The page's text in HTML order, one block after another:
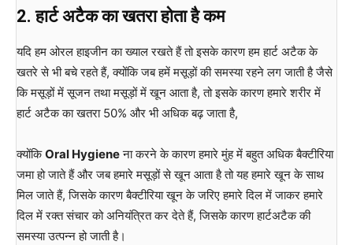
2.हार्ट अटैक का खतरा होता है कम
यदि हम ओरल हाइजीन का ख्याल रखते हैं तो इसके कारण हम हार्ट अटैक के
खतरे से भी बचे रहते हैं, क्योंकि जब हमें मसूड़ों की समस्या रहने लग जाती है जैसे
कि मसूड़ों में सूजन तथा मसूड़ों में खून आता है, तो इसके कारण हमारे शरीर में
हार्ट अटैक का खतरा 50% और भी अधिक बढ़ जाता है,
क्योंकिOral Hygieneना करने के कारण हमारे मुंह में बहुत अधिक बैक्टीरिया
जमा हो जाते हैं और जब हमारे मसूड़ों से खून आता है तो यह हमारे खून के साथ
मिल जाते हैं, जिसके कारण बैक्टीरिया खून के जरिए हमारे दिल में जाकर हमारे
दिल में रक्त संचार को अनियंत्रित कर देते हैं, जिसके कारण हार्टअटैक की
समस्या उत्पन्न हो जाती है।